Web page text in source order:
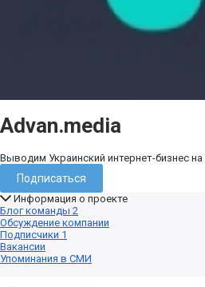
Advan.media
Выводим Украинский интернет-бизнес
Подписаться
Информация о проекте
Блог команды 2
Обсуждение компании
Подписчики 1
Вакансии
Упоминания в СМИ